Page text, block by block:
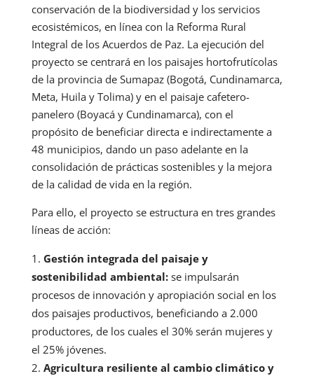
conservación de la biodiversidad y los servicios
ecosistémicos, en línea con la Reforma Rural
Integral de los Acuerdos de Paz. La ejecución del
proyecto se centrará en los paisajes hortofrutícolas
de la provincia de Sumapaz (Bogotá, Cundinamarca,
Meta, Huila y Tolima) y en el paisaje cafetero-
panelero (Boyacá y Cundinamarca), con el
propósito de beneficiar directa e indirectamente a
48 municipios, dando un paso adelante en la
consolidación de prácticas sostenibles y la mejora
de la calidad de vida en la región.
Para ello, el proyecto se estructura en tres grandes
líneas de acción:
Gestión integrada del paisaje y
sostenibilidad ambiental:se impulsarán
procesos de innovación y apropiación social en los
dos paisajes productivos, beneficiando a 2.000
productores, de los cuales el 30% serán mujeres y
el 25% jóvenes.
Agricultura resiliente al cambio climático y